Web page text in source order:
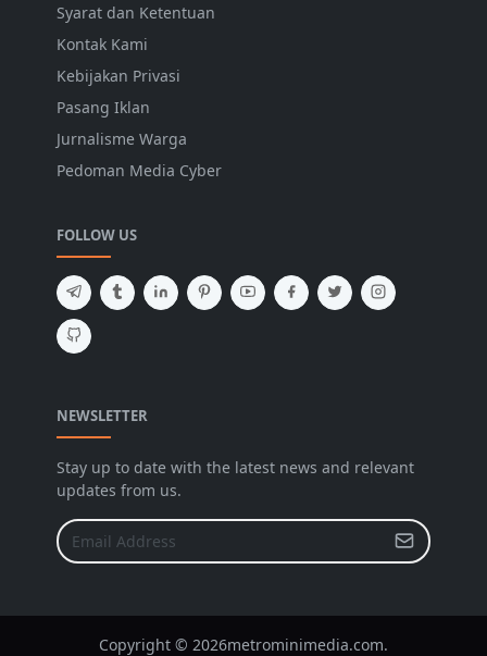
Syarat dan Ketentuan
Kontak Kami
Kebijakan Privasi
Pasang Iklan
Jurnalisme Warga
Pedoman Media Cyber
FOLLOW US
NEWSLETTER
Stay up to date with the latest news and relevant
updates from us.
Copyright © 2026metrominimedia.com.